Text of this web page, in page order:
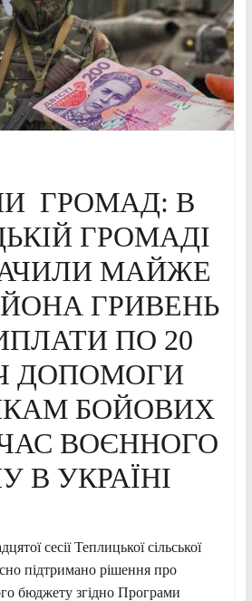
ГРОМАД: В
ГРОМАДІ
МАЙЖЕ
ГРИВЕНЬ
ПО 20
ДОПОМОГИ
БОЙОВИХ
ВОЄННОГО
В УКРАЇНІ
сесії Теплицької сільської
підтримано рішення про
бюджету згідно Програми